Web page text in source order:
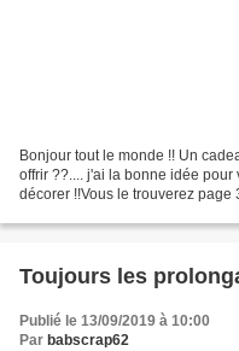
Bonjour tout le monde !! Un
offrir ??.... j'ai la bonne idée
décorer !!Vous le trouverez
Toujours les
Publié le 13/09/2019 à 10:00
Par babscrap62